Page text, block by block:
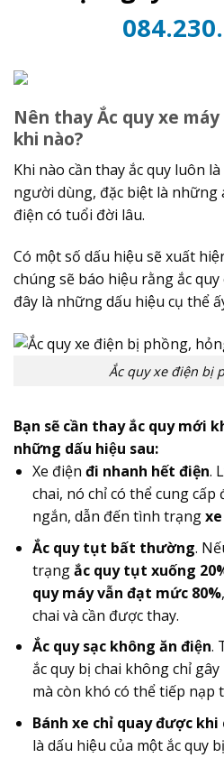
Nên thay Ắc quy xe
khi nào?
Khi nào cần thay ắc quy luôn
người dùng, đặc biệt là những
điện có tuổi đời lâu.
Có một số dấu hiệu sẽ xuất
chúng sẽ báo hiệu rằng ắc
đây là những dấu hiệu cụ thể
Ắc quy xe điện bị
Bạn sẽ cần thay ắc quy mới
những dấu hiệu sau:
Xe điện đi nhanh hết điện.
chai, nó chỉ có thể cung
ngắn, dẫn đến tình trạng
Ắc quy tụt bất thường.
trạngắc quy tụt xuống
quy máy vẫn đạt mức 80%
chai và cần được thay.
Ắc quy sạc không ăn điện.
ắc quy bị chai không chỉ
mà còn khó có thể tiếp nạp
Bánh xe chỉ quay được
là dấu hiệu của một ắc quy